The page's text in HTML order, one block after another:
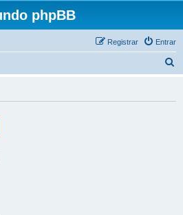
phpBB
Entrar
Registrar